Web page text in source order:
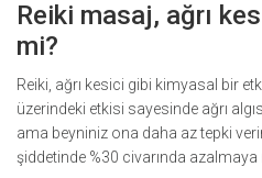
Reiki masaj, ağrı
mi?
Reiki, ağrı kesici gibi kimyasal bir
üzerindeki etkisi sayesinde ağrı
ama beyniniz ona daha az tepki
şiddetinde %30 civarında